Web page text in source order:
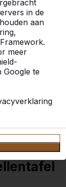
in de
aan
meer
Google te
maar
spelborden
het
als de